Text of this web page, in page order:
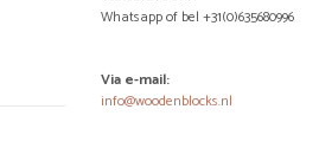
Whatsapp of bel +31(0)635680996
Via e-mail:
info@woodenblocks.nl